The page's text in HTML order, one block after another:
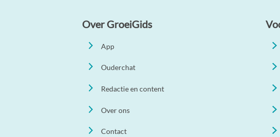
Over GroeiGids
App
Ouderchat
Redactie en content
Over ons
Contact